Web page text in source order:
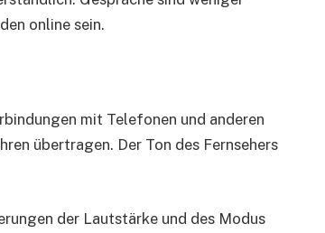
online sein.
mit Telefonen und anderen
übertragen. Der Ton des Fernsehers
der Lautstärke und des Modus